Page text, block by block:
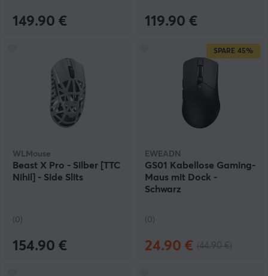
149.90 € 119.90 €
WLMouse
Beast X Pro - Silber [TTC
Nihil] - Side Slits
(0)
154.90 €
SPARE 45%
EWEADN
GS01 Kabellose Gaming-
Maus mit Dock -
Schwarz
(0)
24.90 €